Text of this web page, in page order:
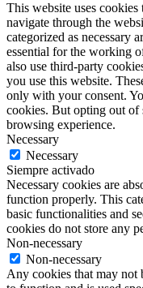
This website uses
navigate through the
categorized as necessary
essential for the working
also use third-party
you use this website.
only with your consent.
cookies. But opting out of
browsing experience.
Necessary
Necessary
Siempre activado
Necessary cookies are
function properly. This
basic functionalities and
cookies do not store any
Non-necessary
Non-necessary
Any cookies that may not